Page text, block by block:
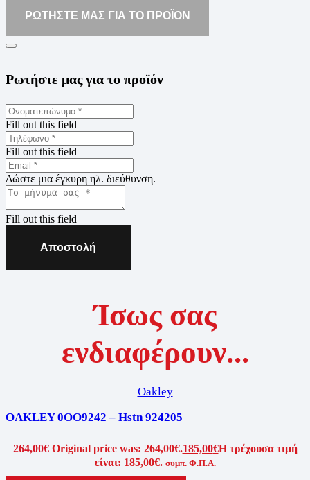
ΡΩΤΗΣΤΕ ΜΑΣ ΓΙΑ ΤΟ ΠΡΟΪΟΝ
Ρωτήστε μας για το προϊόν
Fill out this field
Fill out this field
Δώστε μια έγκυρη ηλ. διεύθυνση.
Fill out this field
Αποστολή
Ίσως σας
ενδιαφέρουν...
Oakley
OAKLEY 0OO9242 – Hstn 924205
264,00€ Original price was: 264,00€.185,00€Η τρέχουσα τιμή
είναι: 185,00€. συμπ. Φ.Π.Α.